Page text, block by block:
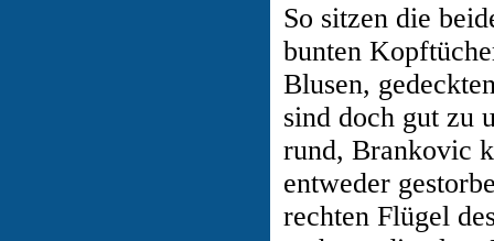
So sitzen die
bunten
Blusen,
sind doch gut zu
rund, Brankovic
entweder
rechten Flügel